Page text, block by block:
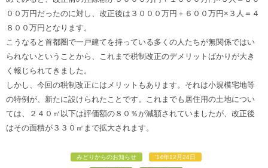
００万円だったのに対し、改正後は３０００万円＋６００万円×３人＝４
８００万円となります。
こうなると首都圏で一戸建てを持っている多くの人たちが無関係ではい
られないということから、これまで税制改正のデメリットばかりが大き
く報じられてきました。
しかし、今回の税制改正にはメリットもあります。それは小規模宅地等
の特例が、新たに設けられたことです。これまでも居住用の土地につい
ては、２４０㎡以下は評価額の８０％が減額されていましたが、改正後
はその面積が３３０㎡まで拡大されます。
みどりからのお知らせ '14年12月24日